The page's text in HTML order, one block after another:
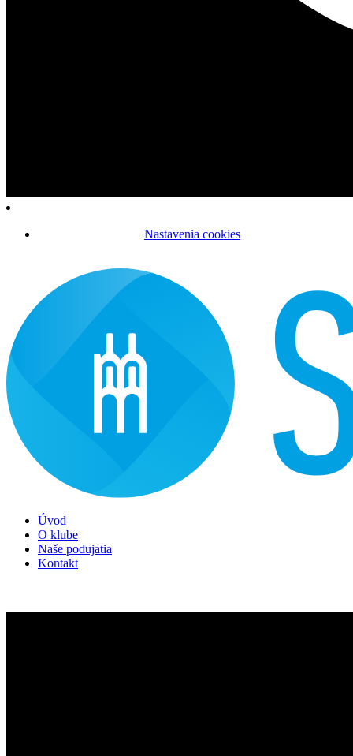
Nastavenia cookies
Úvod
O klube
Naše podujatia
Kontakt